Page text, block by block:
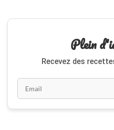
Plein
Recevez des